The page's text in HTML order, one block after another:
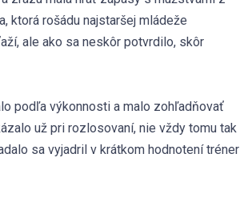
ktorá rošádu najstaršej mládeže
ale ako sa neskôr potvrdilo, skôr
podľa výkonnosti a malo zohľadňovať
už pri rozlosovaní, nie vždy tomu tak
sa vyjadril v krátkom hodnotení tréner